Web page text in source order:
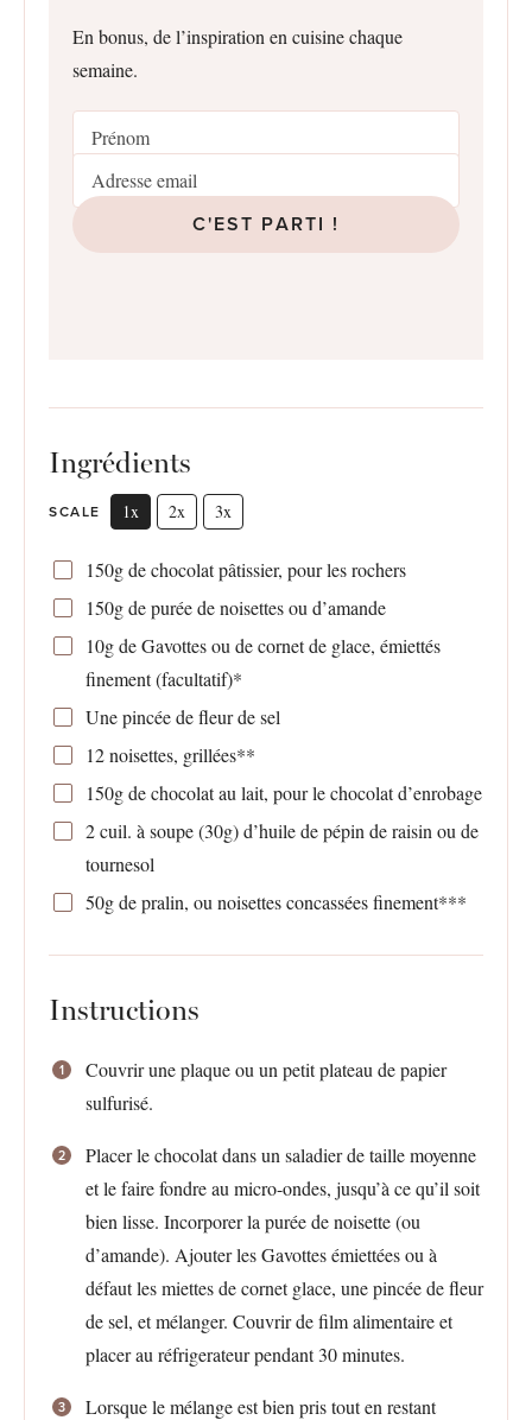
En bonus, de l’inspiration en cuisine chaque
semaine.
C'EST PARTI !
Ingrédients
SCALE 1x 2x 3x
150gde chocolat pâtissier, pour les rochers
150gde purée de noisettes ou d’amande
10gde Gavottes ou de cornet de glace, émiettés
finement (facultatif)*
Une pincée de fleur de sel
12noisettes, grillées**
150gde chocolat au lait, pour le chocolat d’enrobage
2cuil. à soupe (30g) d’huile de pépin de raisin ou de
tournesol
50gde pralin, ou noisettes concassées finement***
Instructions
Couvrir une plaque ou un petit plateau de papier
sulfurisé.
Placer le chocolat dans un saladier de taille moyenne
et le faire fondre au micro-ondes, jusqu’à ce qu’il soit
bien lisse. Incorporer la purée de noisette (ou
d’amande). Ajouter les Gavottes émiettées ou à
défaut les miettes de cornet glace, une pincée de fleur
de sel, et mélanger. Couvrir de film alimentaire et
placer au réfrigerateur pendant 30 minutes.
Lorsque le mélange est bien pris tout en restant